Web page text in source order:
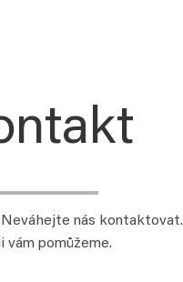
nás kontaktovat.
vám pomůžeme.